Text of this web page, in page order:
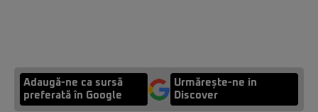
Adaugă-ne ca sursă
preferată în Google
Urmărește-ne in
Discover